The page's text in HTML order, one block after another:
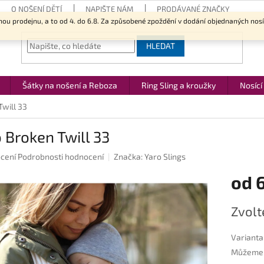
prodejnu, a to od 4. do 6.8. Za způsobené zpoždění v dodání objednaných
O NOŠENÍ DĚTÍ NAPIŠTE NÁM PRODÁVANÉ ZNAČKY
HLEDAT
Šátky na nošení a Reboza Ring Sling a kroužky
33
Broken Twill 33
Podrobnosti hodnocení Značka:Yaro Slings
od
cena:
Varianta